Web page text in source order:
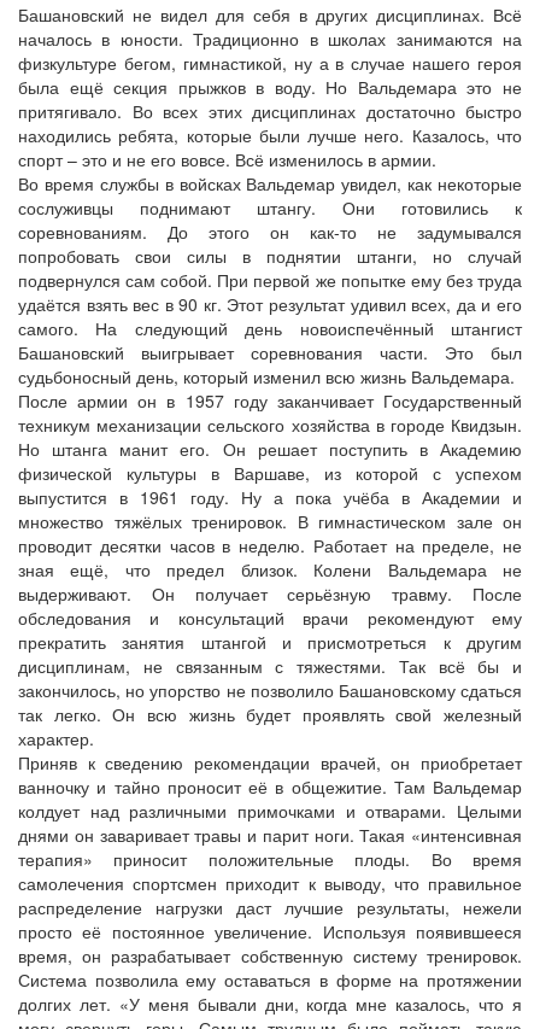
Башановский не видел для себя в других дисциплинах. Всё
началось в юности. Традиционно в школах занимаются на
физкультуре бегом, гимнастикой, ну а в случае нашего героя
была ещё секция прыжков в воду. Но Вальдемара это не
притягивало. Во всех этих дисциплинах достаточно быстро
находились ребята, которые были лучше него. Казалось, что
спорт – это и не его вовсе. Всё изменилось в армии.
Во время службы в войсках Вальдемар увидел, как некоторые
сослуживцы поднимают штангу. Они готовились к
соревнованиям. До этого он как-то не задумывался
попробовать свои силы в поднятии штанги, но случай
подвернулся сам собой. При первой же попытке ему без труда
удаётся взять вес в 90 кг. Этот результат удивил всех, да и его
самого. На следующий день новоиспечённый штангист
Башановский выигрывает соревнования части. Это был
судьбоносный день, который изменил всю жизнь Вальдемара.
После армии он в 1957 году заканчивает Государственный
техникум механизации сельского хозяйства в городе Квидзын.
Но штанга манит его. Он решает поступить в Академию
физической культуры в Варшаве, из которой с успехом
выпустится в 1961 году. Ну а пока учёба в Академии и
множество тяжёлых тренировок. В гимнастическом зале он
проводит десятки часов в неделю. Работает на пределе, не
зная ещё, что предел близок. Колени Вальдемара не
выдерживают. Он получает серьёзную травму. После
обследования и консультаций врачи рекомендуют ему
прекратить занятия штангой и присмотреться к другим
дисциплинам, не связанным с тяжестями. Так всё бы и
закончилось, но упорство не позволило Башановскому сдаться
так легко. Он всю жизнь будет проявлять свой железный
характер.
Приняв к сведению рекомендации врачей, он приобретает
ванночку и тайно проносит её в общежитие. Там Вальдемар
колдует над различными примочками и отварами. Целыми
днями он заваривает травы и парит ноги. Такая «интенсивная
терапия» приносит положительные плоды. Во время
самолечения спортсмен приходит к выводу, что правильное
распределение нагрузки даст лучшие результаты, нежели
просто её постоянное увеличение. Используя появившееся
время, он разрабатывает собственную систему тренировок.
Система позволила ему оставаться в форме на протяжении
долгих лет. «У меня бывали дни, когда мне казалось, что я